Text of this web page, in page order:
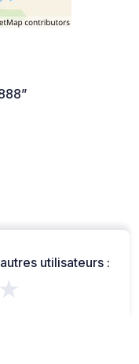
utilisateurs :